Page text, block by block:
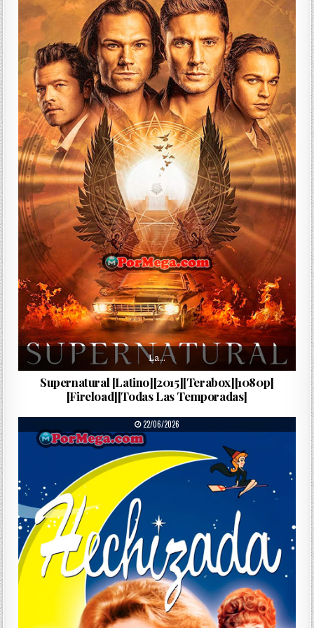
La…
Supernatural [Latino][2015][Terabox][1080p]
[Fireload][Todas Las Temporadas]
PUBLISHED DATE:
22/06/2026